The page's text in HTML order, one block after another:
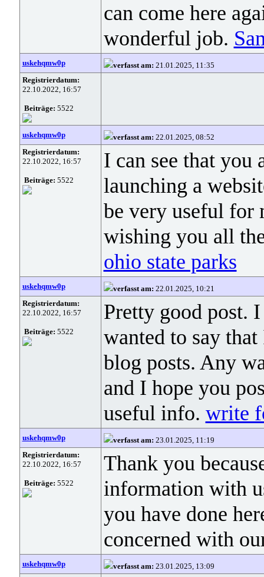
can come here
wonderful job.
uskehqmw0p verfasst am: 21.01.2025, 11:35
Registrierdatum:
22.10.2022, 16:57
Beiträge: 5522
uskehqmw0p verfasst am: 22.01.2025, 08:52
Registrierdatum:
22.10.2022, 16:57
Beiträge: 5522
I can see that you
launching a
be very useful for
wishing you all
ohio state parks
uskehqmw0p verfasst am: 22.01.2025, 10:21
Registrierdatum:
22.10.2022, 16:57
Beiträge: 5522
Pretty good post.
wanted to say
blog posts. Any
and I hope you
useful info. write
uskehqmw0p verfasst am: 23.01.2025, 11:19
Registrierdatum:
22.10.2022, 16:57
Beiträge: 5522
Thank you
information with
you have done
concerned with
uskehqmw0p verfasst am: 23.01.2025, 13:09